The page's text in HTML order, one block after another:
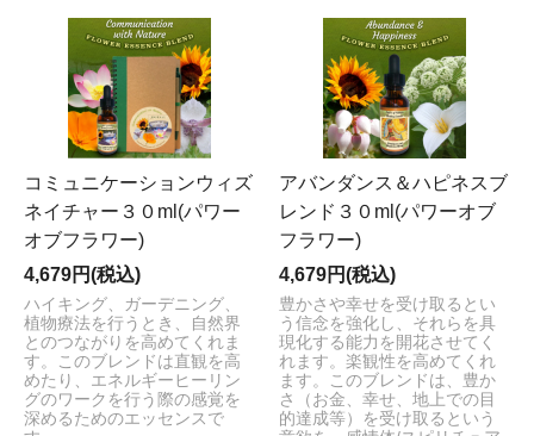
コミュニケーションウィズ
ネイチャー３０ml(パワー
オブフラワー)
4,679円(税込)
ハイキング、ガーデニング、
植物療法を行うとき、自然界
とのつながりを高めてくれま
す。このブレンドは直観を高
めたり、エネルギーヒーリン
グのワークを行う際の感覚を
深めるためのエッセンスで
アバンダンス＆ハピネスブ
レンド３０ml(パワーオブ
フラワー)
4,679円(税込)
豊かさや幸せを受け取るとい
う信念を強化し、それらを具
現化する能力を開花させてく
れます。楽観性を高めてくれ
ます。このブレンドは、豊か
さ（お金、幸せ、地上での目
的達成等）を受け取るという